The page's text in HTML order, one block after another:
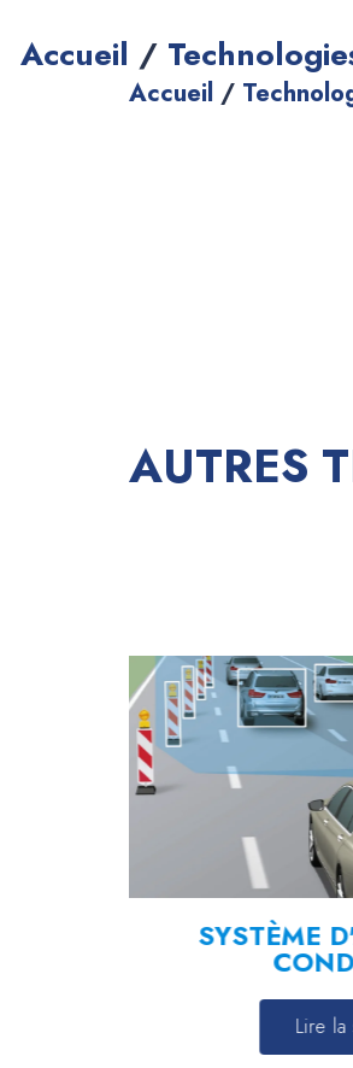
Accueil /
Accueil /
AUTRES
SYSTÈME
Lire la